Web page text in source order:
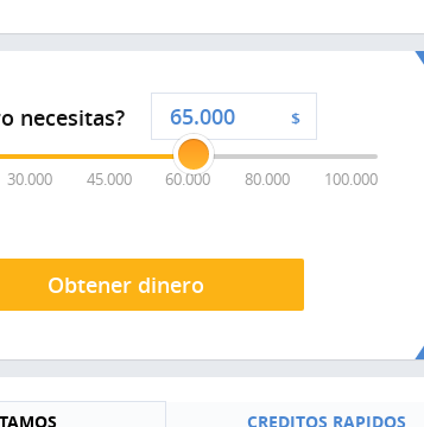
necesitas? $
30.000 45.000 60.000 80.000 100.000
Obtener dinero
CREDITOS RAPIDOS